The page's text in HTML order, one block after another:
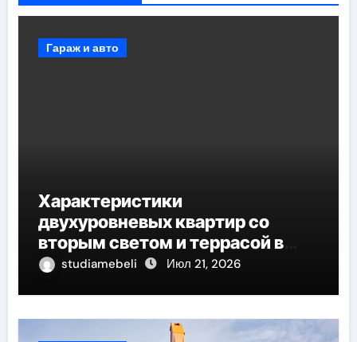
Гараж и авто
Характеристики
двухуровневых квартир со
вторым светом и террасой в
готовых домах
studiamebeli Июл 21, 2026